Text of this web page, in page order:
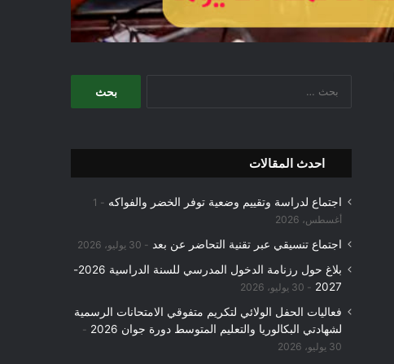
احدث المقالات
اجتماع لدراسة وتقييم وضعية توفر الخضر والفواكه
1
أغسطس، 2026
اجتماع تنسيقي عبر تقنية التحاضر عن بعد 30 يوليو، 2026
بلاغ حول رزنامة الدخول المدرسي للسنة الدراسية 2026-
2027
30 يوليو، 2026
فعاليات الحفل الولائي لتكريم متفوقي الامتحانات الرسمية
لشهادتي البكالوريا والتعليم المتوسط دورة جوان 2026
30 يوليو، 2026